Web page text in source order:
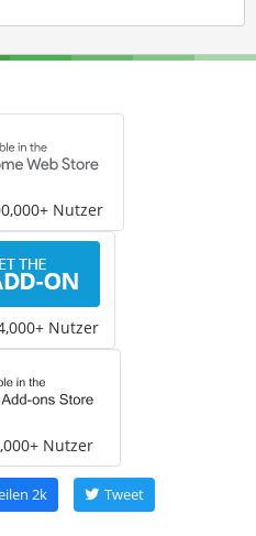
Nutzer
Nutzer
Nutzer
2k Tweet